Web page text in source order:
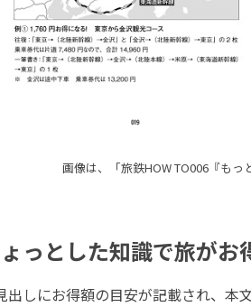
画像は、「旅鉄HOW TO006『もっ
っとした知識で旅がお
出しにお得額の目安が記載され、本